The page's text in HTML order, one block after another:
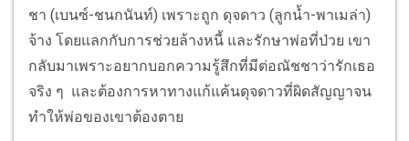
ชา (เบนซ์-ชนกนันท์) เพราะถูก ดุจดาว (ลูกน้ำ-พาเมล่า)
จ้าง โดยแลกกับการช่วยล้างหนี้ และรักษาพ่อที่ป่วย เขา
กลับมาเพราะอยากบอกความรู้สึกที่มีต่อณัชชาว่ารักเธอ
จริง ๆ และต้องการหาทางแก้แค้นดุจดาวที่ผิดสัญญาจน
ทำให้พ่อของเขาต้องตาย